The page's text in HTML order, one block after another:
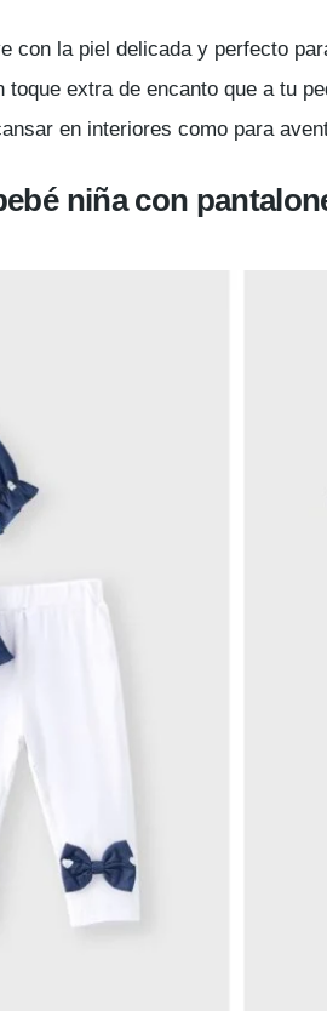
con la piel delicada y perfecto
toque extra de encanto que a tu
en interiores como para
niña con